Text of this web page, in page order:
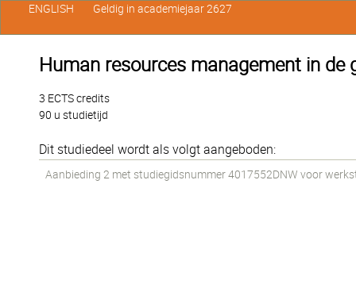
Human resources management in de
3 ECTS credits
90 u studietijd
Dit studiedeel wordt als volgt aangeboden:
Aanbieding 2 met studiegidsnummer 4017552DNW voor
ENGLISH Geldig in academiejaar 2627